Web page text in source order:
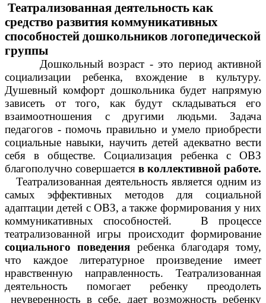
Театрализованная деятельность как
средство развития коммуникативных
способностей дошкольников логопедической
группы
Дошкольный возраст - это период активной
социализации ребенка, вхождение в культуру.
Душевный комфорт дошкольника будет напрямую
зависеть от того, как будут складываться его
взаимоотношения с другими людьми. Задача
педагогов - помочь правильно и умело приобрести
социальные навыки, научить детей адекватно вести
себя в обществе. Социализация ребенка с ОВЗ
благополучно совершается в коллективной работе.
Театрализованная деятельность является одним из
самых эффективных методов для социальной
адаптации детей с ОВЗ, а также формирования у них
коммуникативных способностей. В процессе
театрализованной игры происходит формирование
социального поведения ребенка благодаря тому,
что каждое литературное произведение имеет
нравственную направленность. Театрализованная
деятельность помогает ребенку преодолеть
неуверенность в себе, дает возможность ребенку